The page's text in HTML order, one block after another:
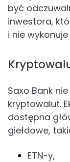
być
inwestora,
i nie
Saxo Bank
kryptowalut.
dostępna
giełdowe,
ETN-y,